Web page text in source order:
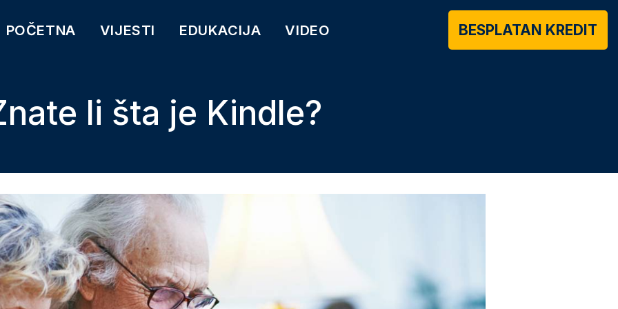
POČETNA VIJESTI EDUKACIJA VIDEO BESPLATAN KREDIT
li šta je Kindle?